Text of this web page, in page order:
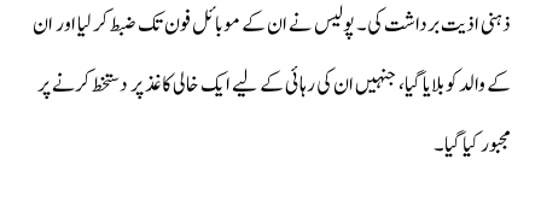
ذہنی اذیت برداشت کی۔ پولیس نے ان کے موبائل فون تک ضبط کر لیا اور ان
کے والد کو بلایا گیا، جنہیں ان کی رہائی کے لیے ایک خالی کاغذ پر دستخط کرنے پر
مجبور کیا گیا۔